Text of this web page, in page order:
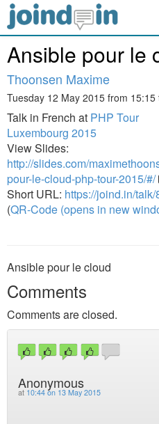
Ansible pour le
Thoonsen Maxime
Tuesday 12 May 2015 from 15:15
Talk in French at PHP Tour
Luxembourg 2015
View Slides:
http://slides.com/
pour-le-cloud-php-tour-2015/#/
Short URL: https://joind.in/talk/
(QR-Code (opens in new
Ansible pour le cloud
Comments
Comments are closed.
Anonymous
at 10:44 on 13 May 2015